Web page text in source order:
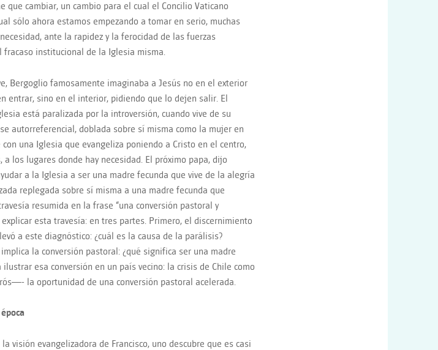
que cambiar, un cambio para el cual el Concilio Vaticano
sólo ahora estamos empezando a tomar en serio, muchas
ante la rapidez y la ferocidad de las fuerzas
fracaso institucional de la Iglesia misma.
Bergoglio famosamente imaginaba a Jesús no en el exterior
entrar, sino en el interior, pidiendo que lo dejen salir. El
está paralizada por la introversión, cuando vive de su
autorreferencial, doblada sobre sí misma como la mujer en
con una Iglesia que evangeliza poniendo a Cristo en el centro,
los lugares donde hay necesidad. El próximo papa, dijo
a la Iglesia a ser una madre fecunda que vive de la alegría
replegada sobre sí misma a una madre fecunda que
resumida en la frase “una conversión pastoral y
esta travesía: en tres partes. Primero, el discernimiento
a este diagnóstico: ¿cuál es la causa de la parálisis?
la conversión pastoral: ¿qué significa ser una madre
ilustrar esa conversión en un país vecino: la crisis de Chile como
la oportunidad de una conversión pastoral acelerada.
época
visión evangelizadora de Francisco, uno descubre que es casi